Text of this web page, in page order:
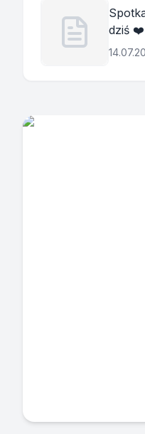
dziś ❤️ Dlatego tym bardziej cieszę się, że będę ponownie mieć okazję tam być, zarówno w roli uczestniczki, jak i prelegentki. Na scenie